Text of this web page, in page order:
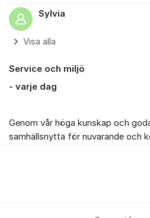
Sylvia
Visa alla
Service och miljö
- varje dag
Genom vår höga kunskap och
samhällsnytta för nuvarande och